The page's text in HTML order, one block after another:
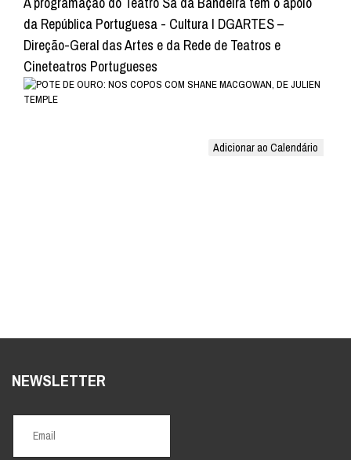
da República Portuguesa - Cultura I DGARTES –
Direção-Geral das Artes e da Rede de Teatros e
Cineteatros Portugueses
Adicionar ao Calendário
NEWSLETTER